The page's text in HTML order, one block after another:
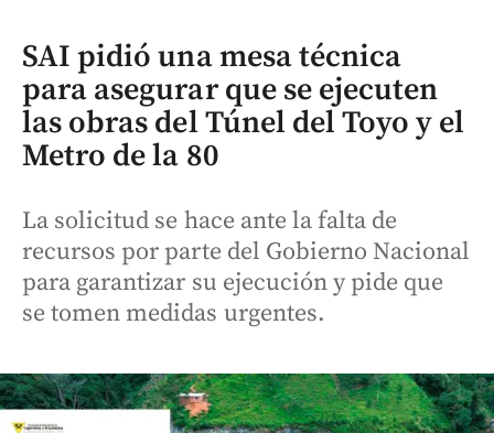
SAI pidió una mesa técnica
para asegurar que se ejecuten
las obras del Túnel del Toyo y el
Metro de la 80
La solicitud se hace ante la falta de
recursos por parte del Gobierno Nacional
para garantizar su ejecución y pide que
se tomen medidas urgentes.